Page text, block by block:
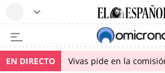
EN DIRECTO Vivas pide en la